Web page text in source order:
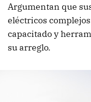
Argumentan que
eléctricos
capacitado y
su arreglo.